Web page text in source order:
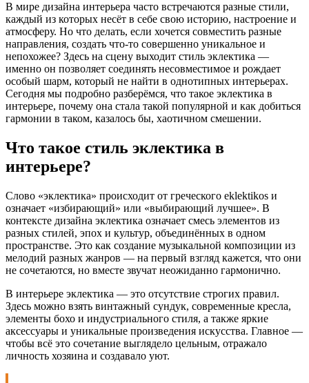
В мире дизайна интерьера часто встречаются разные стили,
каждый из которых несёт в себе свою историю, настроение и
атмосферу. Но что делать, если хочется совместить разные
направления, создать что-то совершенно уникальное и
непохожее? Здесь на сцену выходит стиль эклектика —
именно он позволяет соединять несовместимое и рождает
особый шарм, который не найти в однотипных интерьерах.
Сегодня мы подробно разберёмся, что такое эклектика в
интерьере, почему она стала такой популярной и как добиться
гармонии в таком, казалось бы, хаотичном смешении.
Что такое стиль эклектика в
интерьере?
Слово «эклектика» происходит от греческого eklektikos и
означает «избирающий» или «выбирающий лучшее». В
контексте дизайна эклектика означает смесь элементов из
разных стилей, эпох и культур, объединённых в одном
пространстве. Это как создание музыкальной композиции из
мелодий разных жанров — на первый взгляд кажется, что они
не сочетаются, но вместе звучат неожиданно гармонично.
В интерьере эклектика — это отсутствие строгих правил.
Здесь можно взять винтажный сундук, современные кресла,
элементы бохо и индустриального стиля, а также яркие
аксессуары и уникальные произведения искусства. Главное —
чтобы всё это сочетание выглядело цельным, отражало
личность хозяина и создавало уют.